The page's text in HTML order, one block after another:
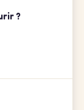
?